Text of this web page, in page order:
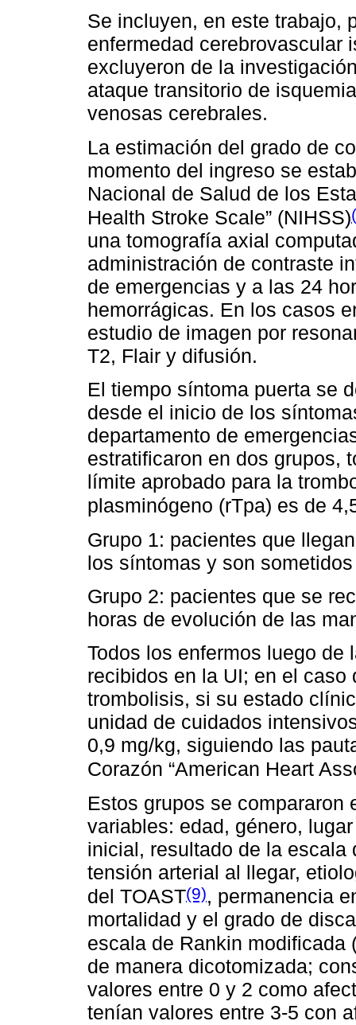
Se incluyen, en este trabajo,
enfermedad cerebrovascular
excluyeron de la
ataque transitorio de
venosas cerebrales.
La estimación del grado de
momento del ingreso se
Nacional de Salud de los
Health Stroke Scale” (NIHSS)
una tomografía axial
administración de contraste
de emergencias y a las 24
hemorrágicas. En los casos
estudio de imagen por
T2, Flair y difusión.
El tiempo síntoma puerta se
desde el inicio de los
departamento de
estratificaron en dos grupos,
límite aprobado para la
plasminógeno (rTpa) es de
Grupo 1: pacientes que
los síntomas y son
Grupo 2: pacientes que se
horas de evolución de las
Todos los enfermos luego de
recibidos en la UI; en el
trombolisis, si su estado
unidad de cuidados
0,9 mg/kg, siguiendo las
Corazón “American Heart
Estos grupos se compararon
variables: edad, género,
inicial, resultado de la
tensión arterial al llegar,
del TOAST(9), permanencia
mortalidad y el grado de
escala de Rankin modificada
de manera dicotomizada;
valores entre 0 y 2 como
tenían valores entre 3-5 con